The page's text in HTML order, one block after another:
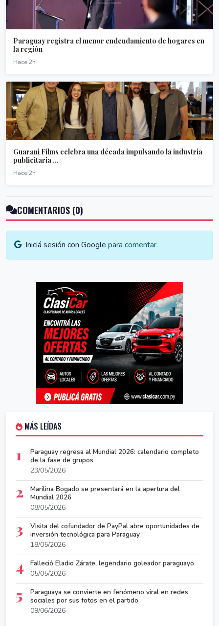
Paraguay registra el menor endeudamiento de hogares en
la región
Hace 2h
Guarani Films celebra una década impulsando la industria
publicitaria ...
Hace 2h
COMENTARIOS (0)
Iniciá sesión con Google para comentar.
MÁS LEÍDAS
1
Paraguay regresa al Mundial 2026: calendario completo
de la fase de grupos
23/05/2026
2
Marilina Bogado se presentará en la apertura del
Mundial 2026
08/05/2026
3
Visita del cofundador de PayPal abre oportunidades de
inversión tecnológica para Paraguay
18/05/2026
4
Falleció Eladio Zárate, legendario goleador paraguayo
05/05/2026
5
Paraguaya se convierte en fenómeno viral en redes
sociales por sus fotos en el partido
09/06/2026